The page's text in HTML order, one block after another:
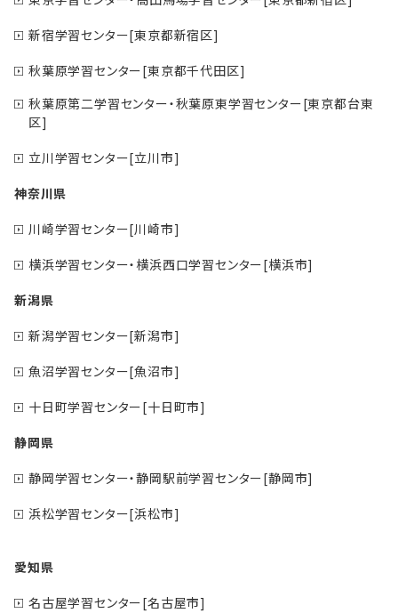
新宿学習センター[東京都新宿区]
秋葉原学習センター[東京都千代田区]
秋葉原第二学習センター・秋葉原東学習センター[東京都台東
区]
立川学習センター[立川市]
神奈川県
川崎学習センター[川崎市]
横浜学習センター・横浜西口学習センター[横浜市]
新潟県
新潟学習センター[新潟市]
魚沼学習センター[魚沼市]
十日町学習センター[十日町市]
静岡県
静岡学習センター・静岡駅前学習センター[静岡市]
浜松学習センター[浜松市]
愛知県
名古屋学習センター[名古屋市]